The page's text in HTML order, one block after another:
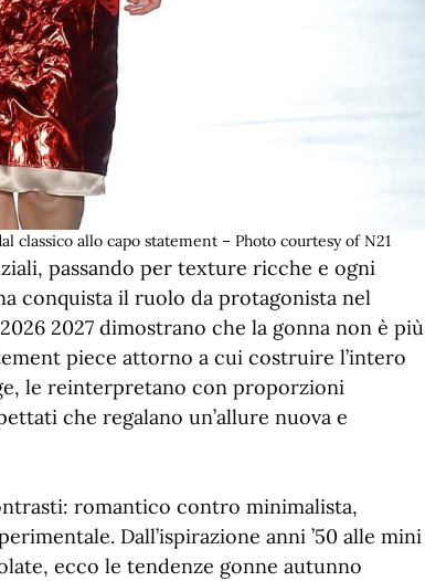
classico allo capo statement – Photo courtesy of N21
passando per texture ricche e ogni
conquista il ruolo da protagonista nel
2027 dimostrano che la gonna non è più
piece attorno a cui costruire l’intero
le reinterpretano con proporzioni
che regalano un’allure nuova e
romantico contro minimalista,
Dall’ispirazione anni ’50 alle mini
ecco le tendenze gonne autunno